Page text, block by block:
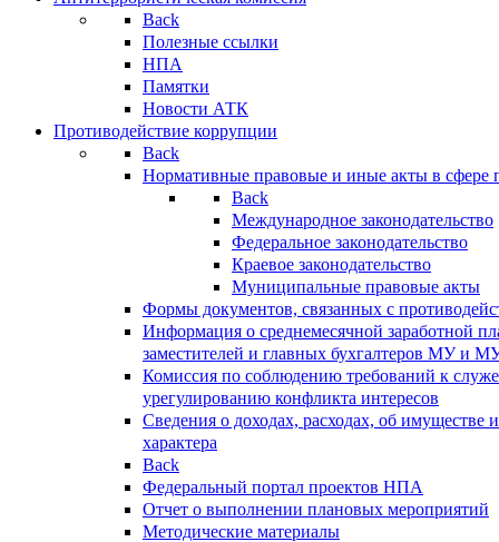
Back
Полезные ссылки
НПА
Памятки
Новости АТК
Противодействие коррупции
Back
Нормативные правовые и иные акты в сфере
Back
Международное законодательство
Федеральное законодательство
Краевое законодательство
Муниципальные правовые акты
Формы документов, связанных с
Информация о среднемесячной заработной
заместителей и главных бухгалтеров МУ и
Комиссия по соблюдению требований к
урегулированию конфликта интересов
Сведения о доходах, расходах, об имуществе
характера
Back
Федеральный портал проектов НПА
Отчет о выполнении плановых мероприятий
Методические материалы